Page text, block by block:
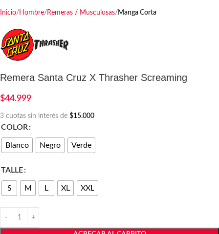
Inicio Hombre Remeras / Musculosas Manga Corta
Remera Santa Cruz X Thrasher Screaming
$44.999
3 cuotas sin interés de $15.000
COLOR
Blanco Negro Verde
TALLE
S M L XL XXL